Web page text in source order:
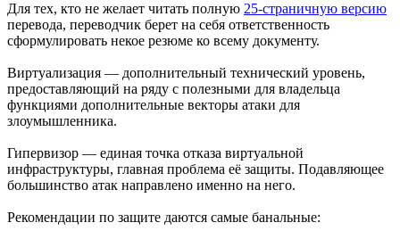
Для тех, кто не желает читать полную 25-страничную версию
перевода, переводчик берет на себя ответственность
сформулировать некое резюме ко всему документу.
Виртуализация — дополнительный технический уровень,
предоставляющий на ряду с полезными для владельца
функциями дополнительные векторы атаки для
злоумышленника.
Гипервизор — единая точка отказа виртуальной
инфраструктуры, главная проблема её защиты. Подавляющее
большинство атак направлено именно на него.
Рекомендации по защите даются самые банальные: